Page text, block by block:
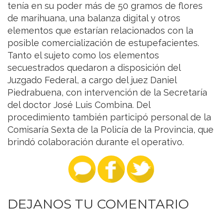
tenía en su poder más de 50 gramos de flores
de marihuana, una balanza digital y otros
elementos que estarían relacionados con la
posible comercialización de estupefacientes.
Tanto el sujeto como los elementos
secuestrados quedaron a disposición del
Juzgado Federal, a cargo del juez Daniel
Piedrabuena, con intervención de la Secretaría
del doctor José Luis Combina. Del
procedimiento también participó personal de la
Comisaría Sexta de la Policía de la Provincia, que
brindó colaboración durante el operativo.
DEJANOS TU COMENTARIO